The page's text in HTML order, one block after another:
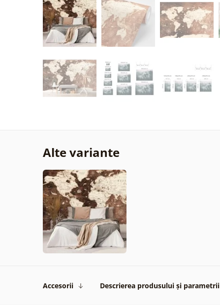
Alte variante
Accesorii Descrierea produsului și parametrii